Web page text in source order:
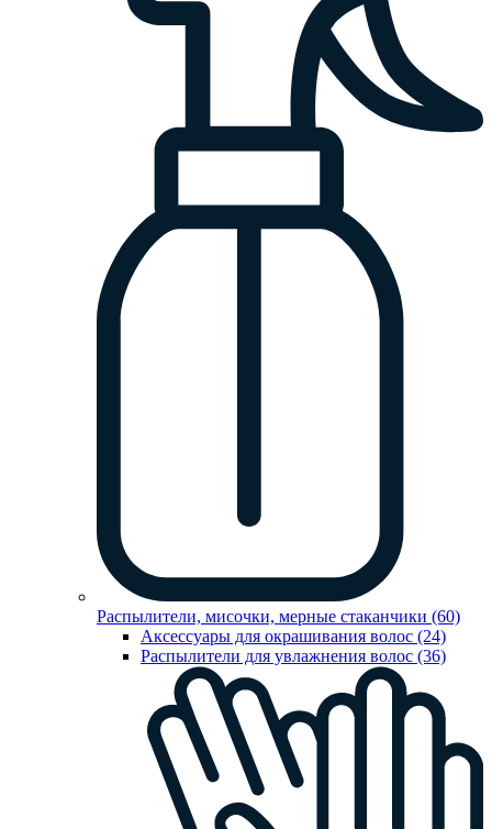
Распылители, мисочки, мерные стаканчики (60)
Аксессуары для окрашивания волос (24)
Распылители для увлажнения волос (36)